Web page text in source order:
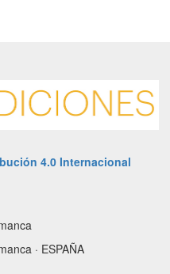
4.0 Internacional
· ESPAÑA